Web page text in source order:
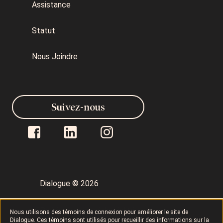
Nous utilisons des témoins de connexion pour améliorer le site de
Dialogue. Ces témoins sont utilisés pour recueillir des informations sur la
Assistance
Statut
Nous Joindre
Dialogue © 2026
Politique de confidentialité
Suivez-nous